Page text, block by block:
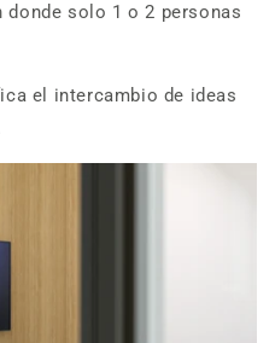
donde solo 1 o 2 personas
el intercambio de ideas